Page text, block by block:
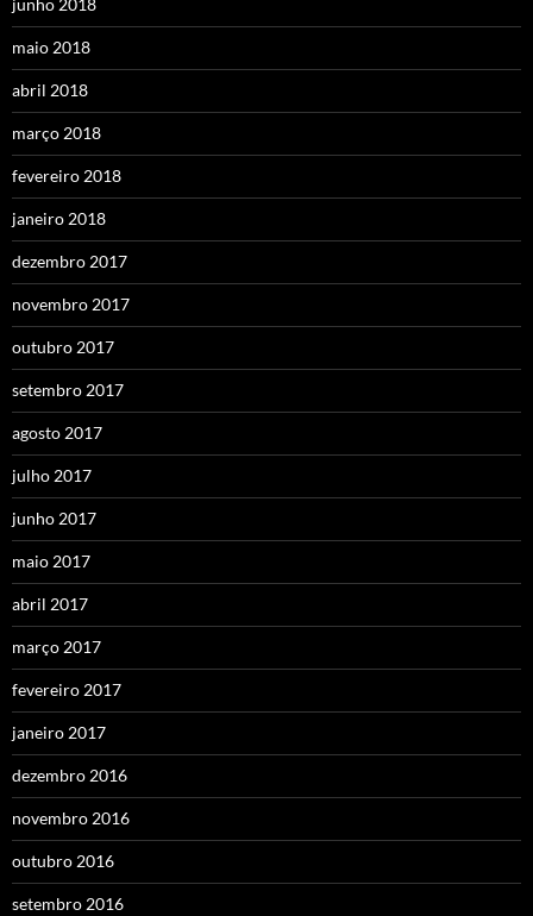
maio 2018
abril 2018
março 2018
fevereiro 2018
janeiro 2018
dezembro 2017
novembro 2017
outubro 2017
setembro 2017
agosto 2017
julho 2017
junho 2017
maio 2017
abril 2017
março 2017
fevereiro 2017
janeiro 2017
dezembro 2016
novembro 2016
outubro 2016
setembro 2016